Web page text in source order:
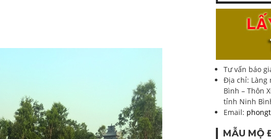
Tư vấn báo
Địa chỉ: Làng
Bình – Thôn
tỉnh Ninh
Email:
MẪU MỘ